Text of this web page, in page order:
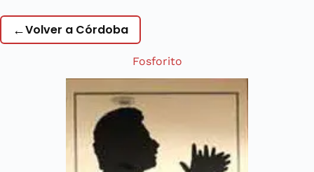
←Volver a Córdoba
Fosforito